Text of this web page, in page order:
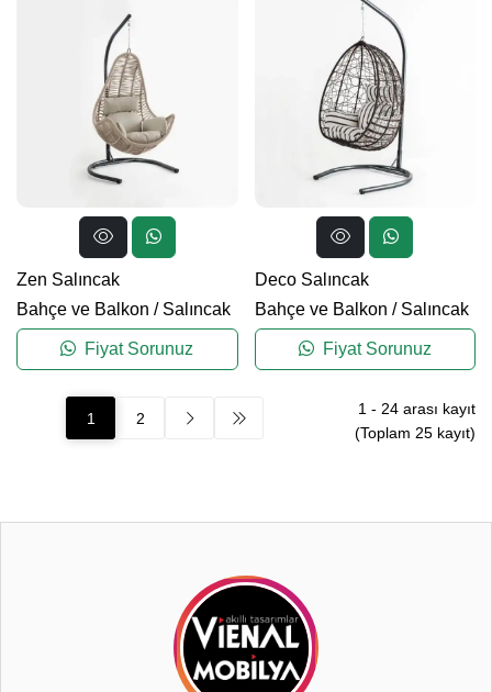
Zen Salıncak
Bahçe ve Balkon / Salıncak
Fiyat Sorunuz
Deco Salıncak
Bahçe ve Balkon / Salıncak
Fiyat Sorunuz
1 2
1- 24arası kayıt
(Toplam 25kayıt)